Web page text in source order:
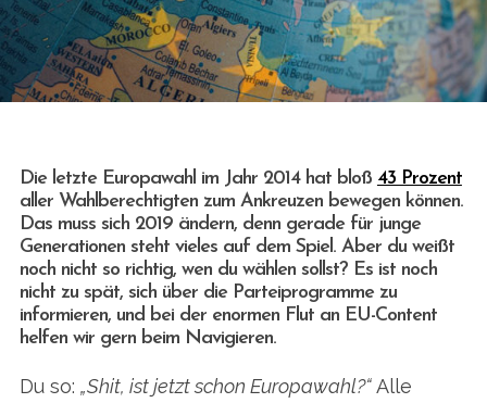
Die letzte Europawahl im Jahr 2014 hat bloß 43 Prozent
aller Wahlberechtigten zum Ankreuzen bewegen können.
Das muss sich 2019 ändern, denn gerade für junge
Generationen steht vieles auf dem Spiel. Aber du weißt
noch nicht so richtig, wen du wählen sollst? Es ist noch
nicht zu spät, sich über die Parteiprogramme zu
informieren, und bei der enormen Flut an EU-Content
helfen wir gern beim Navigieren.
Du so: „Shit, ist jetzt schon Europawahl?“Alle